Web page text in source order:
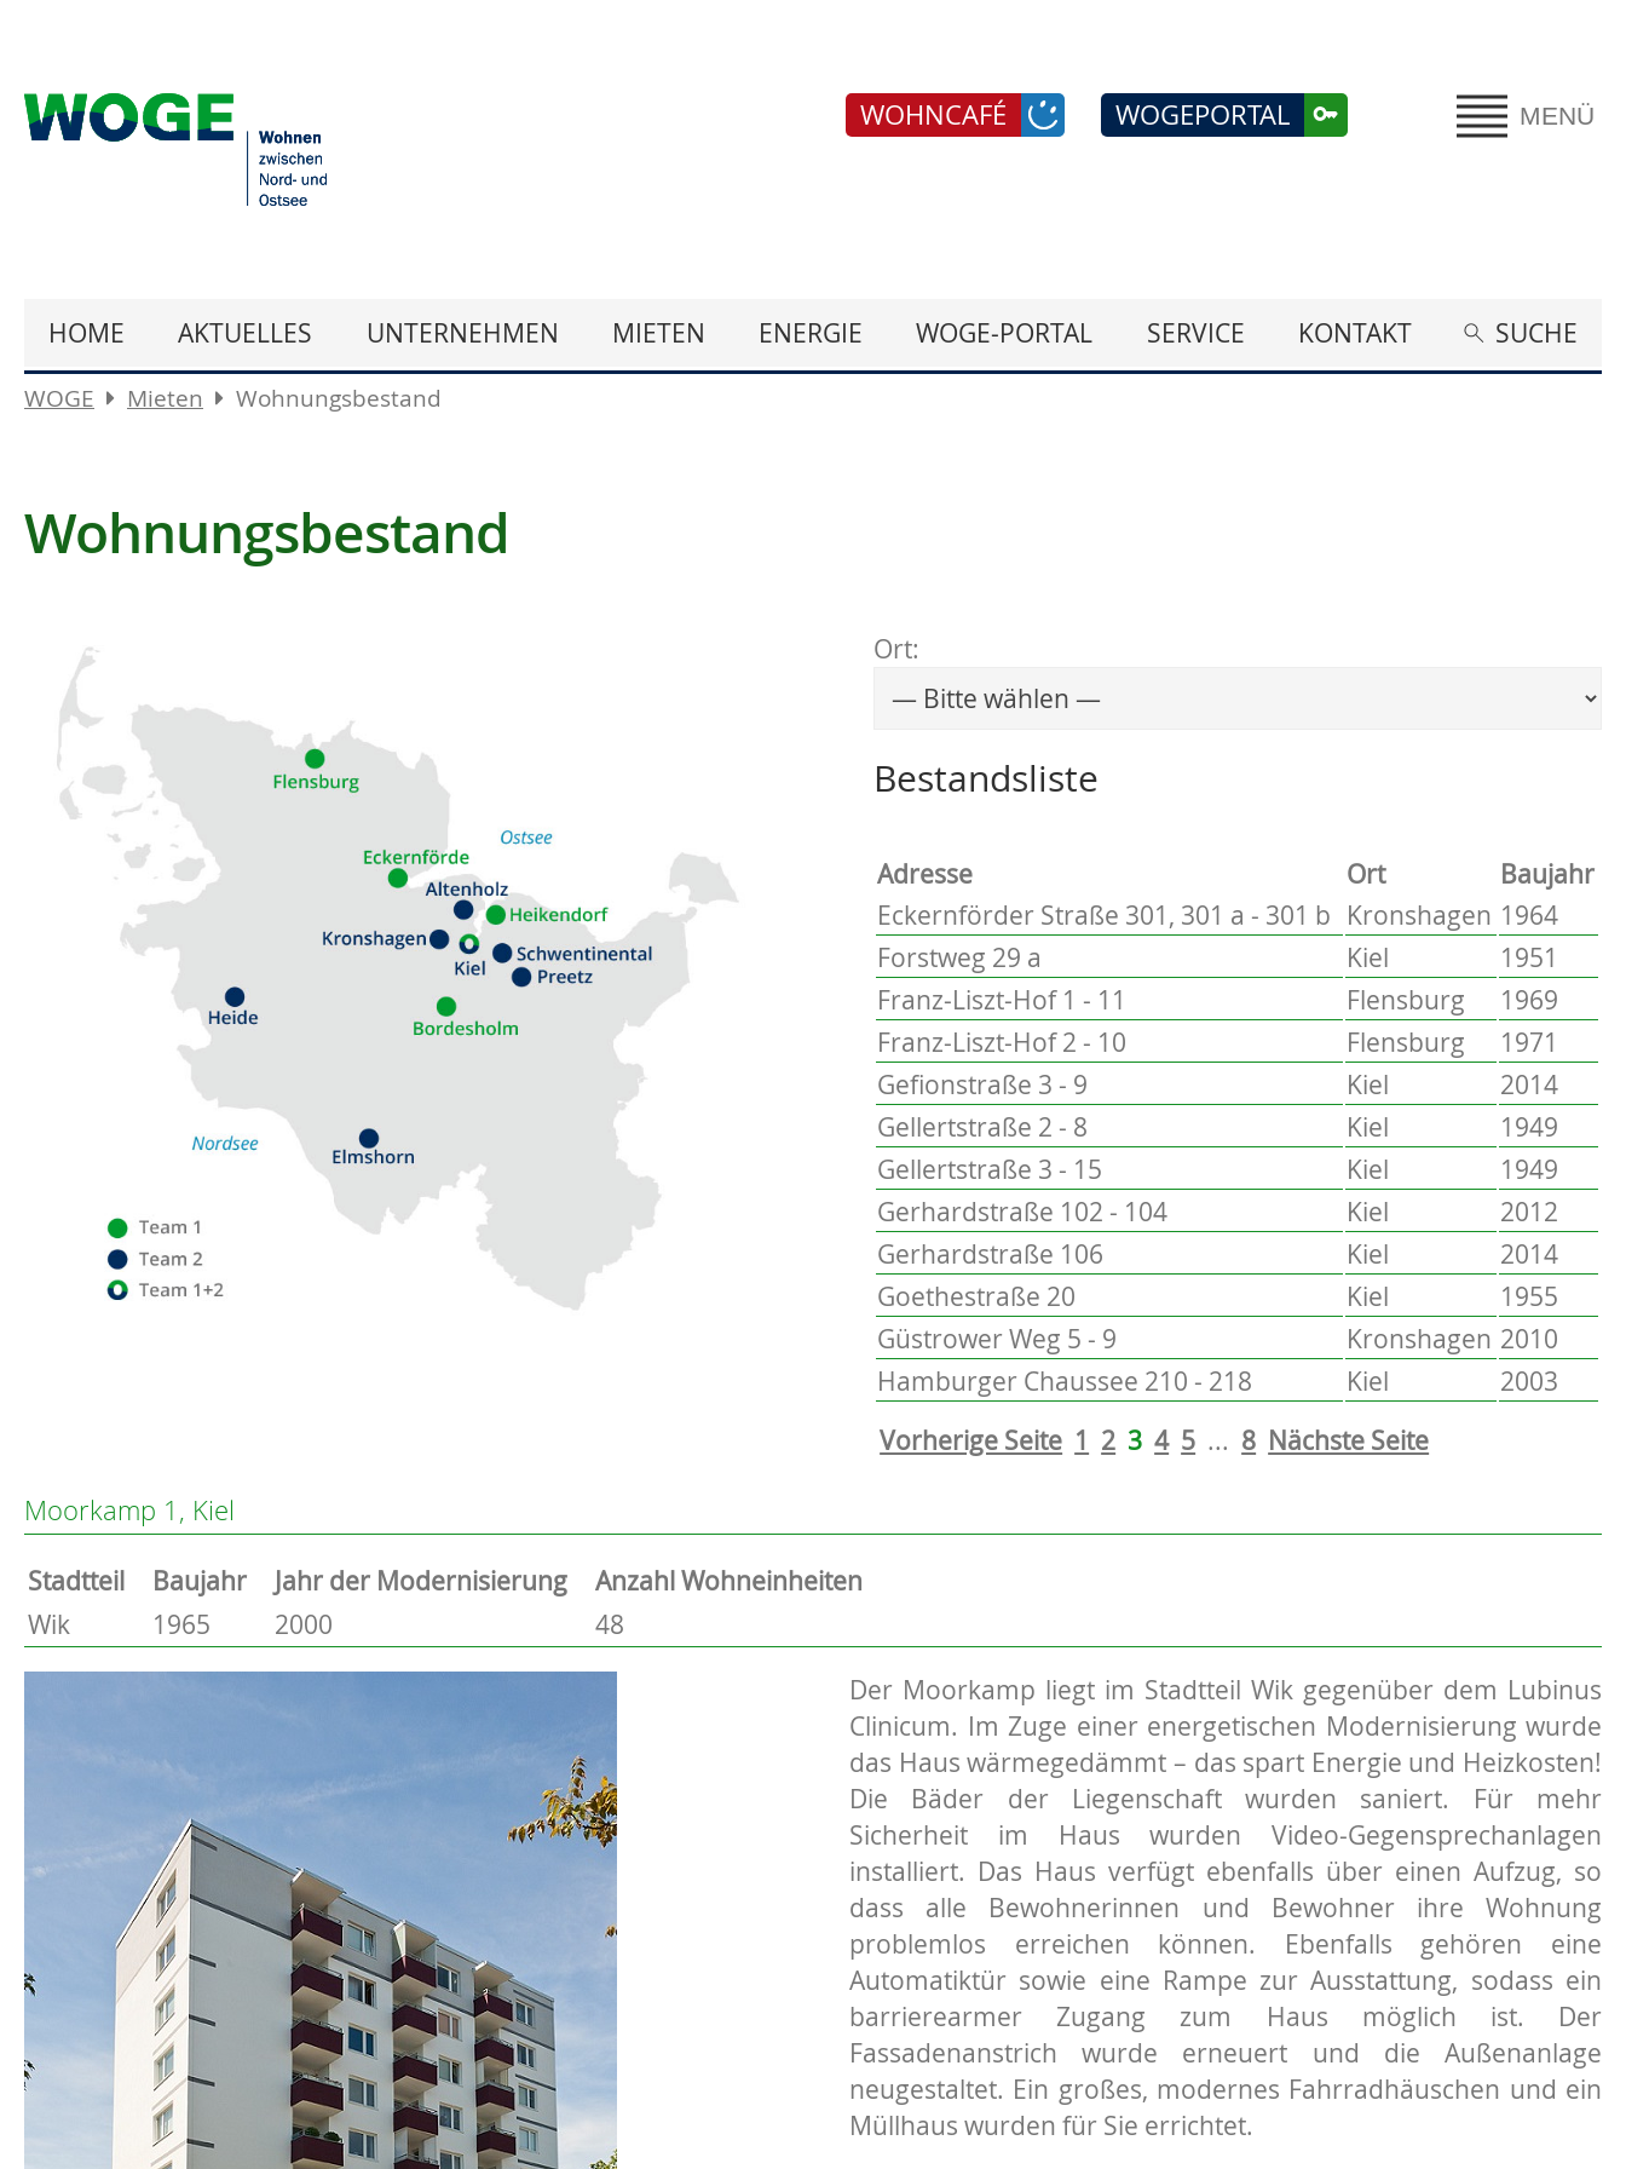
MENÜ
WOGEPORTAL
WOHNCAFÉ
HOME AKTUELLES UNTERNEHMEN MIETEN ENERGIE WOGE-PORTAL SERVICE KONTAKT SUCHE
WOGE Mieten Wohnungsbestand
Wohnungsbestand
Heikendorf
Kronshagen
Kiel
Schwentinental
Preetz
Elmshorn
Ort:
Wählen Sie einen Ort, um zur entsprechenden Seite zu
Bestandsliste
Adresse Ort
Baujahr
Eckernförder Straße 301, 301 a - 301 b Kronshagen 1964
Forstweg 29 a
Kiel
1951
Franz-Liszt-Hof 1 - 11
Flensburg
1969
Franz-Liszt-Hof 2 - 10
Flensburg
1971
Gefionstraße 3 - 9
Kiel
2014
Gellertstraße 2 - 8
Kiel
1949
Gellertstraße 3 - 15
Kiel
1949
Gerhardstraße 102 - 104
Kiel
2012
Gerhardstraße 106
Kiel
2014
Goethestraße 20
Kiel
1955
Güstrower Weg 5 - 9
Kronshagen 2010
Hamburger Chaussee 210 - 218
Kiel
2003
Vorherige Seite 1 2 3 4 5 ... 8 Nächste Seite
Moorkamp 1, Kiel
Stammdaten
Basisdaten zur Immobilie
Stadtteil Baujahr Jahr der Modernisierung
Anzahl Wohneinheiten
Wik
1965 2000 48
Der Moorkamp liegt im Stadtteil Wik gegenüber dem Lubinus
Clinicum. Im Zuge einer energetischen Modernisierung wurde
das Haus wärmegedämmt – das spart Energie und Heizkosten!
Die Bäder der Liegenschaft wurden saniert. Für mehr
Sicherheit im Haus wurden Video-Gegensprechanlagen
installiert. Das Haus verfügt ebenfalls über einen Aufzug, so
dass alle Bewohnerinnen und Bewohner ihre Wohnung
problemlos erreichen können. Ebenfalls gehören eine
Automatiktür sowie eine Rampe zur Ausstattung, sodass ein
barrierearmer Zugang zum Haus möglich ist. Der
Fassadenanstrich wurde erneuert und die Außenanlage
neugestaltet. Ein großes, modernes Fahrradhäuschen und ein
Müllhaus wurden für Sie errichtet.